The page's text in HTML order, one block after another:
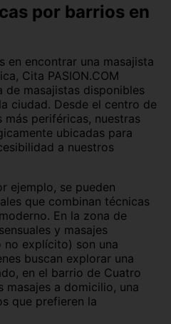
Pontevedra
Soria
Tenerife
Toledo
Zamora
por barrios en
en encontrar una masajista
Cita PASION.COM
de masajistas disponibles
ciudad. Desde el centro de
más periféricas, nuestras
ubicadas para
a nuestros
ejemplo, se pueden
que combinan técnicas
En la zona de
y masajes
no explícito) son una
buscan explorar una
en el barrio de Cuatro
masajes a domicilio, una
que prefieren la